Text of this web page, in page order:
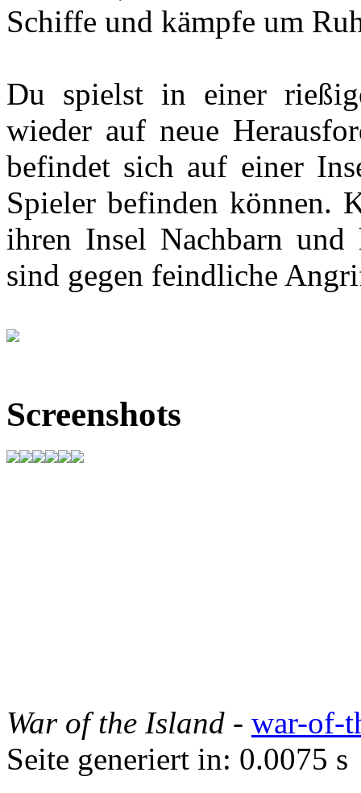
Schiffe und kämpfe um
Du spielst in einer
wieder auf neue
befindet sich auf einer
Spieler befinden können.
ihren Insel Nachbarn und
sind gegen feindliche
Screenshots
War of the Island - war-of-
Seite generiert in: 0.0075 s